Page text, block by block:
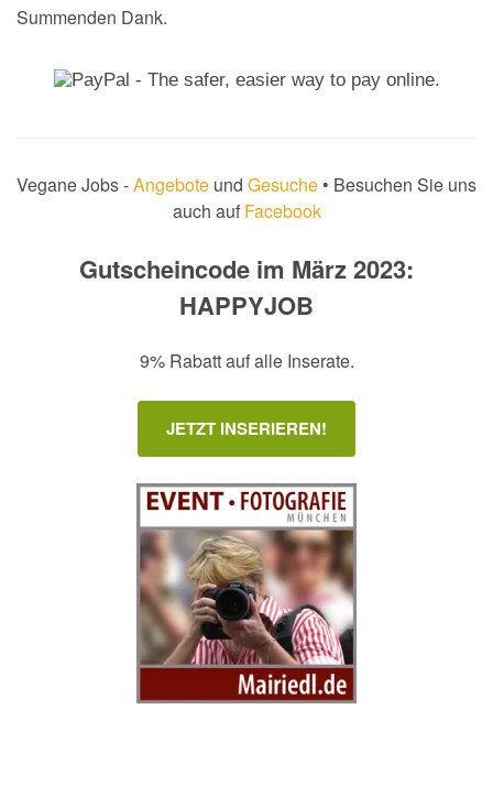
Summenden Dank.
Vegane Jobs -Angebote und Gesuche • Besuchen Sie uns
auch auf Facebook
Gutscheincode im März 2023:
HAPPYJOB
9% Rabatt auf alle Inserate.
JETZT INSERIEREN!